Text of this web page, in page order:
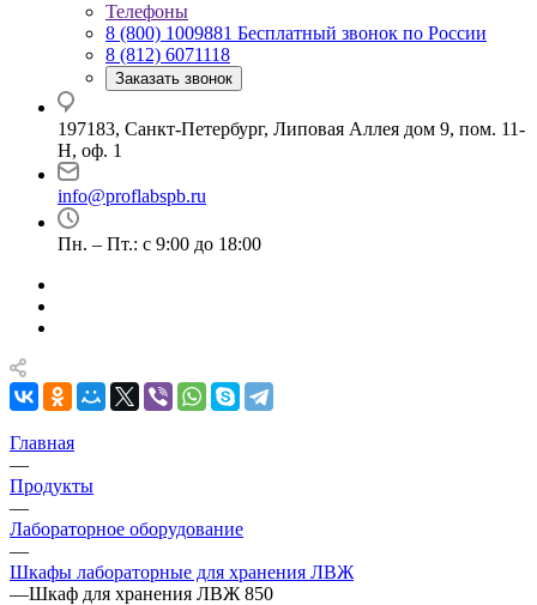
Телефоны
8 (800) 1009881 Бесплатный звонок по России
8 (812) 6071118
Заказать звонок
197183, Санкт-Петербург, Липовая Аллея дом 9, пом. 11-
Н, оф. 1
info@proflabspb.ru
Пн. – Пт.: с 9:00 до 18:00
Главная
—
Продукты
—
Лабораторное оборудование
—
Шкафы лабораторные для хранения ЛВЖ
—Шкаф для хранения ЛВЖ 850